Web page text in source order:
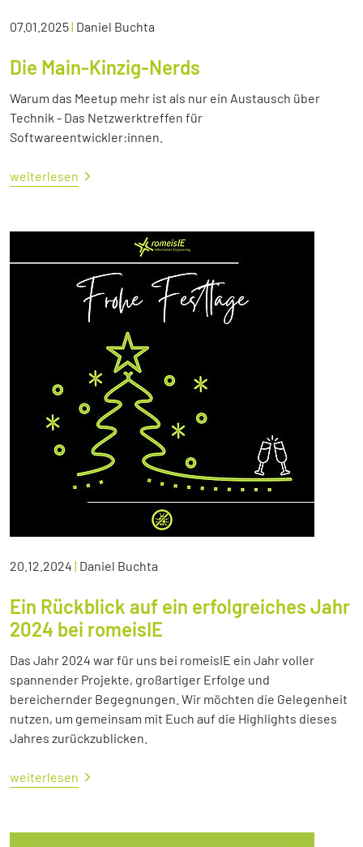
07.01.2025| Daniel Buchta
Die Main-Kinzig-Nerds
Warum das Meetup mehr ist als nur ein Austausch über
Technik - Das Netzwerktreffen für
Softwareentwickler:innen.
weiterlesen
20.12.2024 | Daniel Buchta
Ein Rückblick auf ein erfolgreiches Jahr
2024 bei romeisIE
Das Jahr 2024 war für uns bei romeisIE ein Jahr voller
spannender Projekte, großartiger Erfolge und
bereichernder Begegnungen. Wir möchten die Gelegenheit
nutzen, um gemeinsam mit Euch auf die Highlights dieses
Jahres zurückzublicken.
weiterlesen